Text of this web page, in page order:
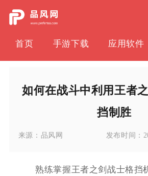
首页 手游下载 应用软件
如何在战斗中利用王者
挡制胜
来源： 品风网 发布时间：
熟练掌握王者之剑战士格挡